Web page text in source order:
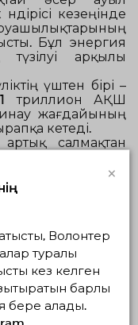
кезеңінде
Бұл энергия
арқылы
үштен бірі –
1 триллион АҚШ
жағдайының
кетеді.
артық салмақтан
балық
және теңіз
базаның
мүмкіндігін
30 пайызы
шамамен
тиесілі.
×
Волонтер
туралы
кез келген
барлық
бере алады.